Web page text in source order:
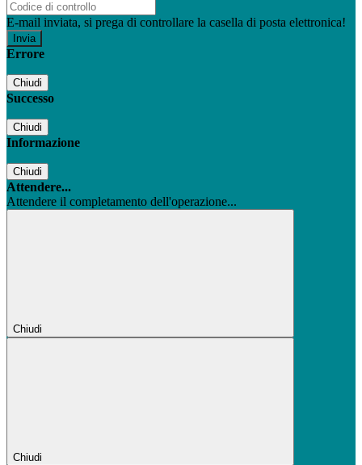
E-mail inviata, si prega di controllare la casella di posta elettronica!
Errore
Chiudi
Successo
Chiudi
Informazione
Chiudi
Attendere...
Attendere il completamento dell'operazione...
Chiudi
Chiudi